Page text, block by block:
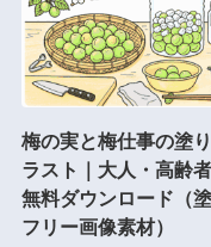
梅の実と梅仕事の塗
ラスト｜大人・高齢
無料ダウンロード（
フリー画像素材）